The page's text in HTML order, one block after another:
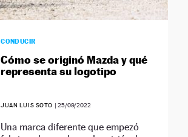
CONDUCIR
Cómo se originó Mazda y qué
representa su logotipo
JUAN LUIS SOTO | 25/09/2022
Una marca diferente que empezó